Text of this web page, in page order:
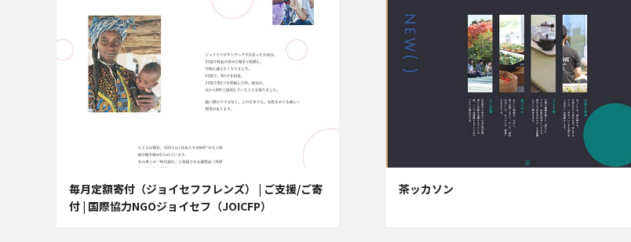
毎月定額寄付（ジョイセフフレンズ） | ご支援/ご寄
付 | 国際協力NGOジョイセフ（JOICFP）
茶ッカソン